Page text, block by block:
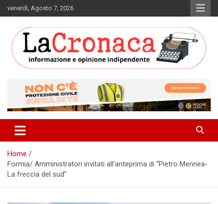
to
venerdì, Agosto 7, 2026
La Cronaca Quotidiano
Home
Formia/ Amministratori invitati all’anteprima di “Pietro Mennea-
La freccia del sud”